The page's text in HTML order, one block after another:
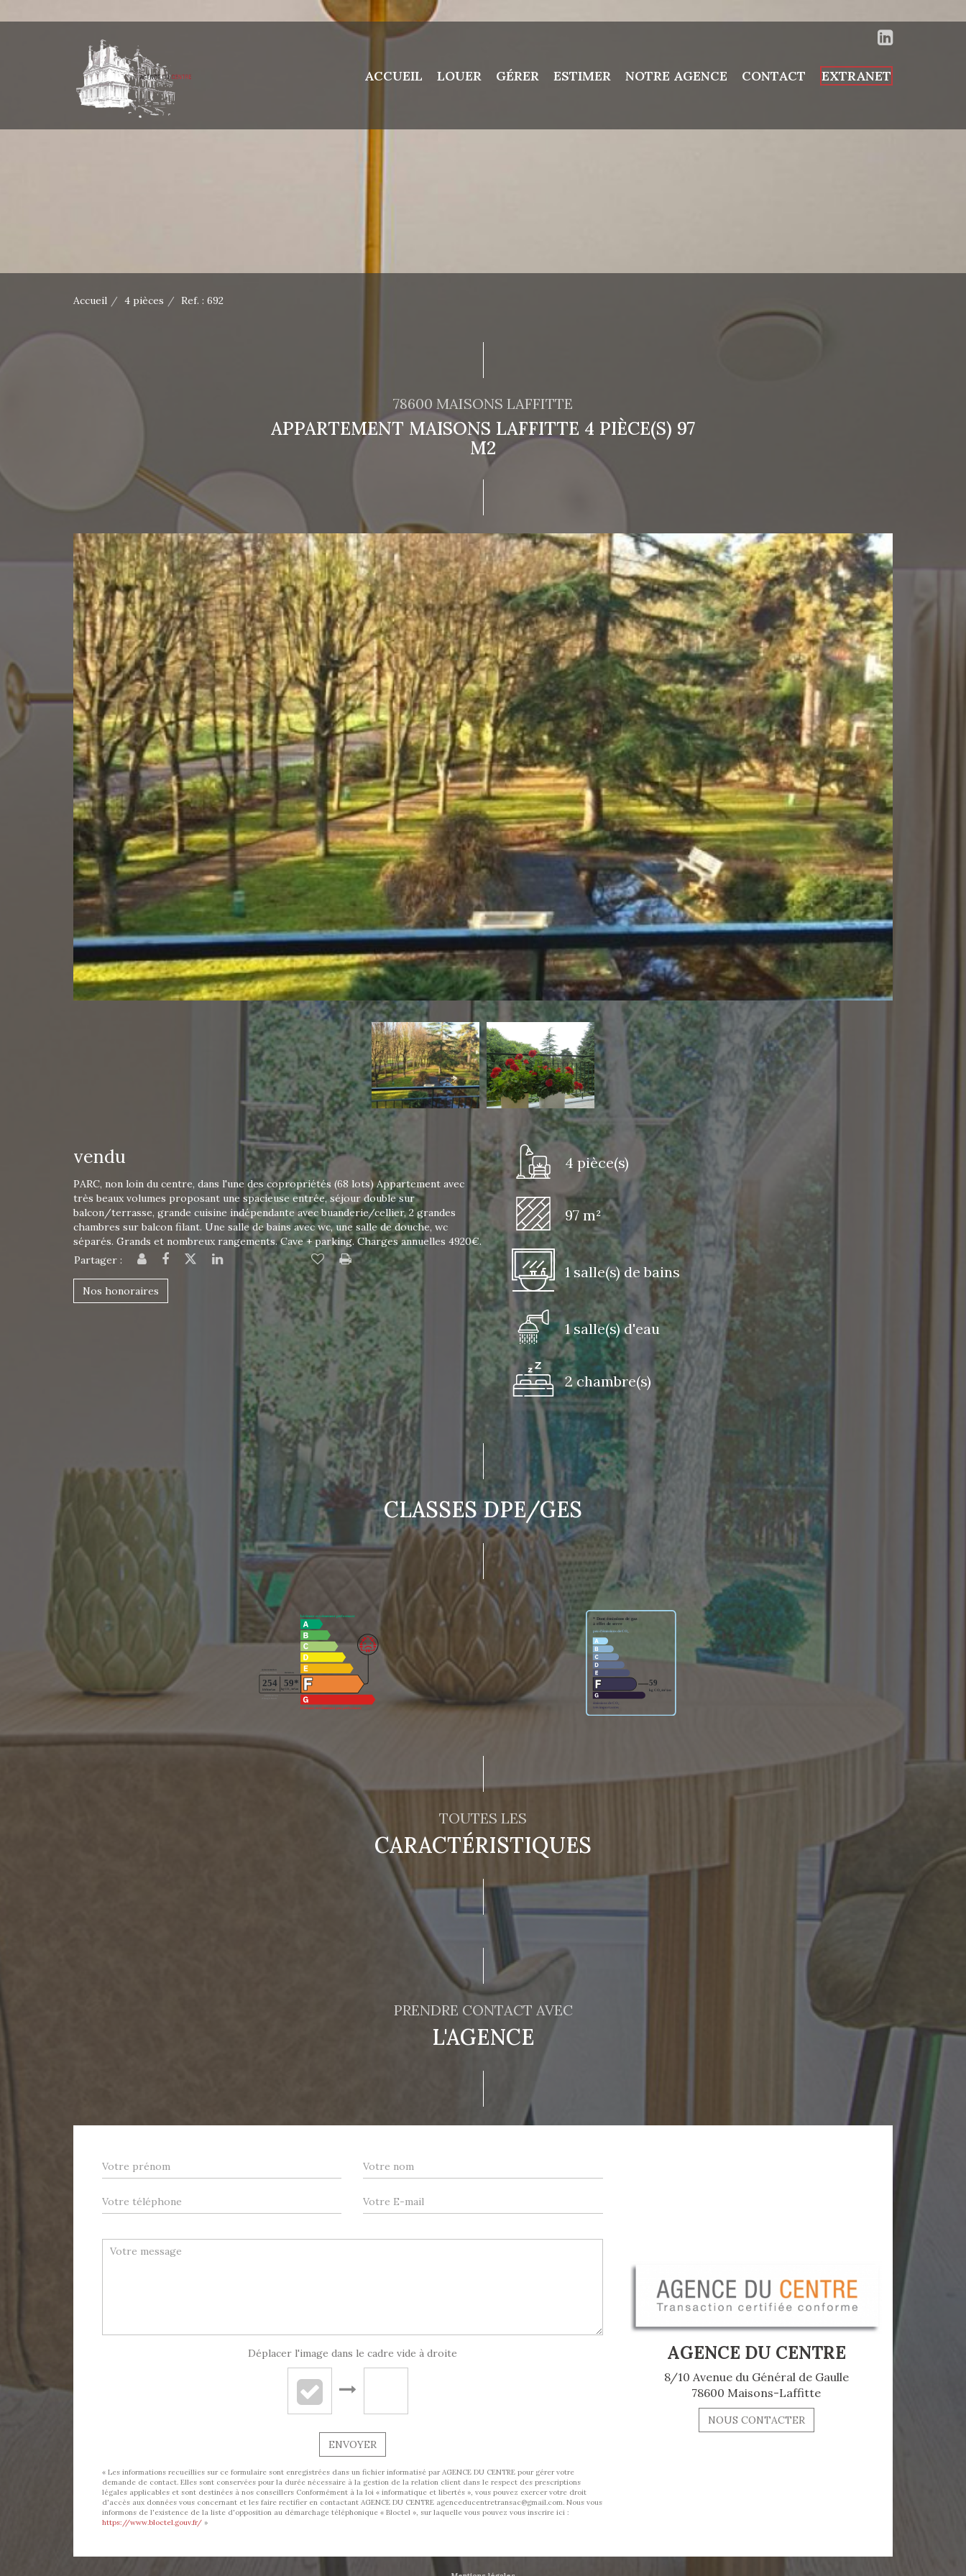
ACCUEIL LOUER GÉRER ESTIMER NOTRE AGENCE CONTACT EXTRANET
Accueil 4 pièces Ref. : 692
78600 MAISONS LAFFITTE
APPARTEMENT MAISONS LAFFITTE 4 PIÈCE(S) 97
M2
vendu
PARC, non loin du centre, dans l'une des copropriétés (68 lots) Appartement avec
très beaux volumes proposant une spacieuse entrée, séjour double sur
balcon/terrasse, grande cuisine indépendante avec buanderie/cellier, 2 grandes
chambres sur balcon filant. Une salle de bains avec wc, une salle de douche, wc
séparés. Grands et nombreux rangements. Cave + parking. Charges annuelles 4920€.
Partager :
Nos honoraires
4 pièce(s)
97 m²
1 salle(s) de bains
1 salle(s) d'eau
2 chambre(s)
CLASSES DPE/GES
TOUTES LES
CARACTÉRISTIQUES
PRENDRE CONTACT AVEC
L'AGENCE
AGENCE DU CENTRE
8/10 Avenue du Général de Gaulle
78600 Maisons-Laffitte
NOUS CONTACTER
Déplacer l'image dans le cadre vide à droite
ENVOYER
« Les informations recueillies sur ce formulaire sont enregistrées dans un fichier informatisé par AGENCE DU CENTRE pour gérer votre
demande de contact. Elles sont conservées pour la durée nécessaire à la gestion de la relation client dans le respect des prescriptions
légales applicables et sont destinées à nos conseillers Conformément à la loi « informatique et libertés », vous pouvez exercer votre droit
d'accès aux données vous concernant et les faire rectifier en contactant AGENCE DU CENTRE agenceducentretransac@gmail.com. Nous vous
informons de l'existence de la liste d'opposition au démarchage téléphonique « Bloctel », sur laquelle vous pouvez vous inscrire ici :
https://www.bloctel.gouv.fr/ »